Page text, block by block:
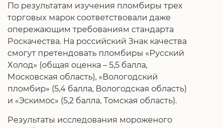
По результатам изучения пломбиры трех
торговых марок соответствовали даже
опережающим требованиям стандарта
Роскачества. На российский Знак качества
смогут претендовать пломбиры «Русский
Холод» (общая оценка – 5,5 балла,
Московская область), «Вологодский
пломбир» (5,4 балла, Вологодская область)
и «Эскимос» (5,2 балла, Томская область).
Результаты исследования мороженого